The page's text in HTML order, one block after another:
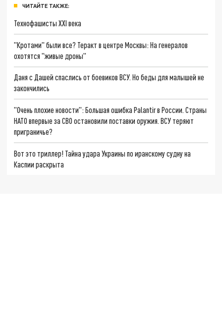
ЧИТАЙТЕ ТАКЖЕ:
Технофашисты XXI века
"Кротами" были все? Теракт в центре Москвы: На генералов
охотятся "живые дроны"
Даня с Дашей спаслись от боевиков ВСУ. Но беды для малышей не
закончились
"Очень плохие новости": Большая ошибка Palantir в России. Страны
НАТО впервые за СВО остановили поставки оружия. ВСУ теряют
приграничье?
Вот это триллер! Тайна удара Украины по иранскому судну на
Каспии раскрыта